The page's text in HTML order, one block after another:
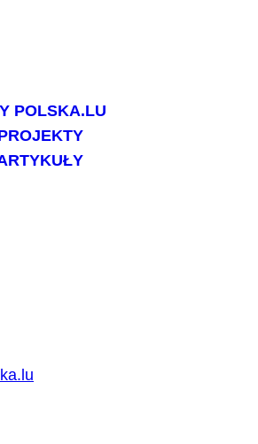
POLSKA.LU